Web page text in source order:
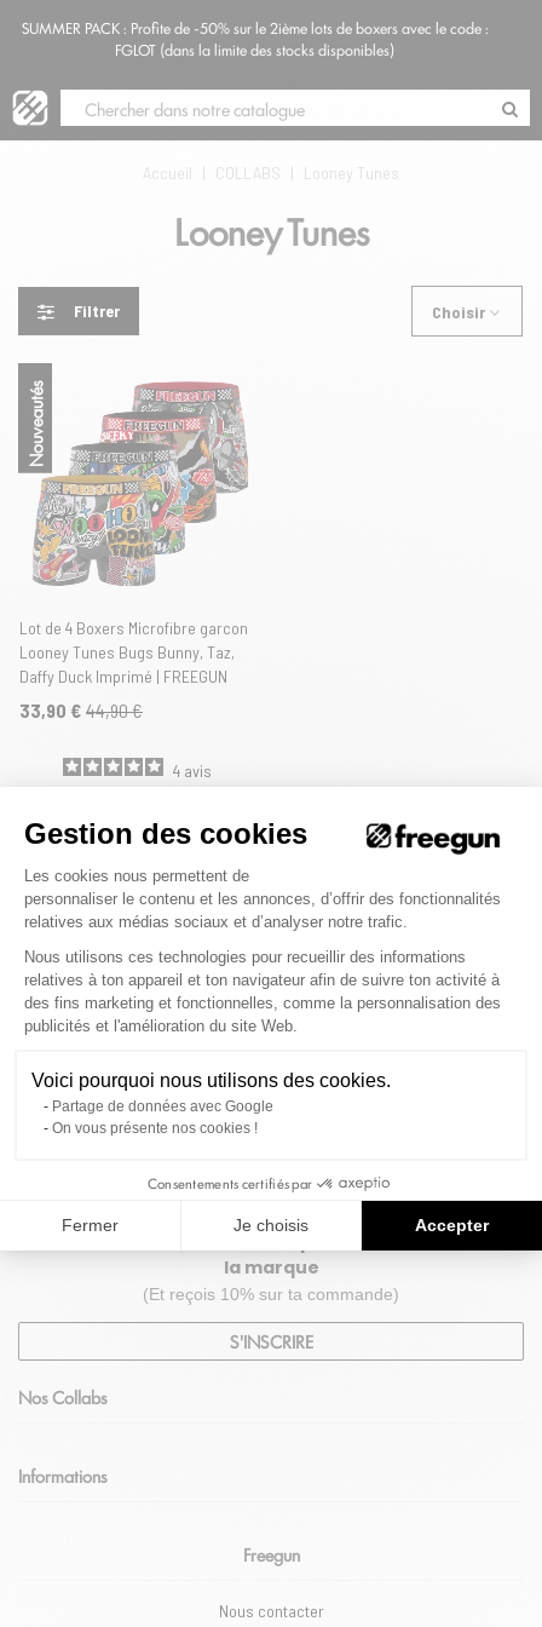
SUMMER PACK : Profite de -50% sur le 2ième lots de boxers avec le code :
FGLOT (dans la limite des stocks disponibles)
Accueil | COLLABS | Looney Tunes
Looney Tunes
Filtrer Choisir
Nouveautés
Lot de 4 Boxers Microfibre garcon
Looney Tunes Bugs Bunny, Taz,
Daffy Duck Imprimé | FREEGUN
33,90 € 44,90 €
4 avis
Merci Freegun
Paiement 100% sécurisé
avec CB & Paypal.
Inscris-toi à notre newsletter pour suivre les actus de
la marque
(Et reçois 10% sur ta commande)
S'INSCRIRE
Nos Collabs
Informations
Freegun
Nous contacter
Gestion des cookies
Plateforme de Gestion du
Les cookies nous permettent de
personnaliser le contenu et les annonces, d’offrir des fonctionnalités
relatives aux médias sociaux et d’analyser notre trafic.
Nous utilisons ces technologies pour recueillir des informations
relatives à ton appareil et ton navigateur afin de suivre ton activité à
des fins marketing et fonctionnelles, comme la personnalisation des
publicités et l'amélioration du site Web.
Voici pourquoi nous utilisons des cookies.
Partage de données avec Google
On vous présente nos cookies !
Consentements certifiés par
Fermer Je choisis Accepter
Axeptio consent